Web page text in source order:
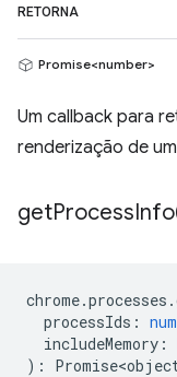
RETORNA
Promise<number>
Um callback para
renderização de
getProcess
chrome.processes .
processIds :
includeMemory :
) :